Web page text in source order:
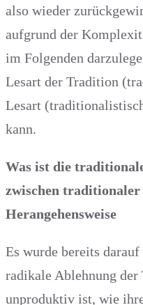
also wieder
aufgrund der
im Folgenden
Lesart der Tradition
Lesart
kann.
Was ist die
zwischen
Herangehensweise
Es wurde bereits
radikale Ablehnung der
unproduktiv ist, wie